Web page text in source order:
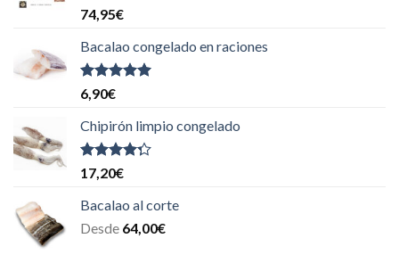
Valorado
con
5
74,95€
Bacalao congelado en raciones
Valorado
con
5
6,90€
Chipirón limpio congelado
Valorado
con
de 5
17,20€
Bacalao al corte
Desde 64,00€